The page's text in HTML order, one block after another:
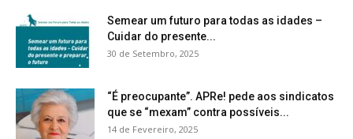
Semear um futuro para todas as idades –
Cuidar do presente...
30 de Setembro, 2025
“É preocupante”. APRe! pede aos sindicatos
que se “mexam” contra possíveis...
14 de Fevereiro, 2025